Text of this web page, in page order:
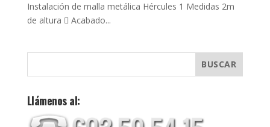
Instalación de malla metálica Hércules 1 Medidas 2m
de altura  Acabado...
Llámenos al: